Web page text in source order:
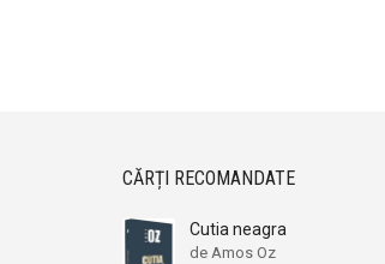
CĂRȚI RECOMANDATE
Cutia neagra
de Amos Oz